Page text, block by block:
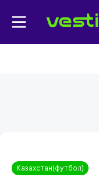
Казахстан(футбол)